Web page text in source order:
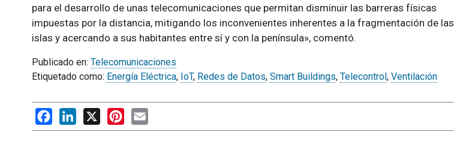
para el desarrollo de unas telecomunicaciones que permitan disminuir las barreras físicas
impuestas por la distancia, mitigando los inconvenientes inherentes a la fragmentación de las
islas y acercando a sus habitantes entre sí y con la península», comentó.
Publicado en: Telecomunicaciones
Etiquetado como: Energía Eléctrica, IoT, Redes de Datos, Smart Buildings, Telecontrol, Ventilación
FacebookLinkedIn
X PinterestEmail